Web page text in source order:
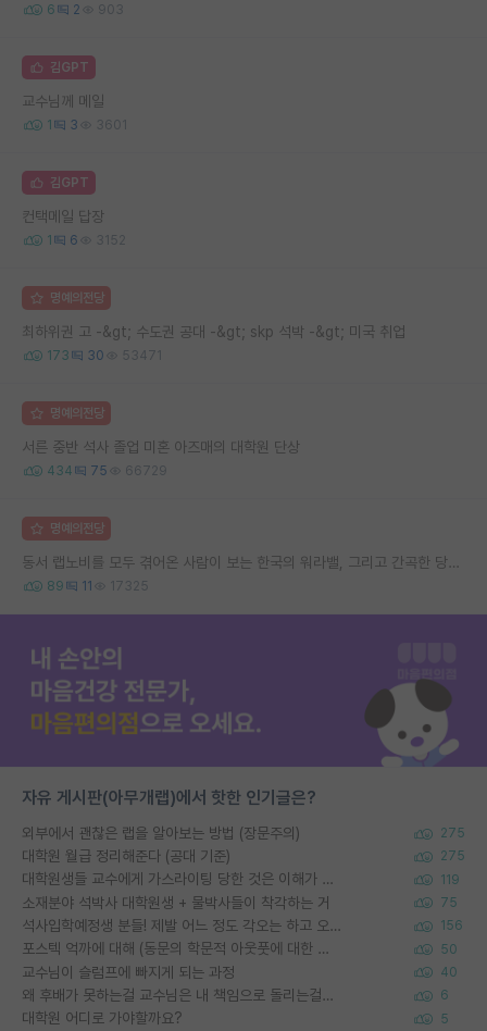
6 2 903
김GPT
교수님께 메일
1 3 3601
김GPT
컨택메일 답장
1 6 3152
명예의전당
최하위권 고 -&gt; 수도권 공대 -&gt; skp 석박 -&gt; 미국 취업
173 30 53471
명예의전당
서른 중반 석사 졸업 미혼 아즈매의 대학원 단상
434 75 66729
명예의전당
동서 랩노비를 모두 겪어온 사람이 보는 한국의 워라밸, 그리고 간곡한 당부의 말씀
89 11 17325
자유 게시판(아무개랩)에서 핫한 인기글은?
외부에서 괜찮은 랩을 알아보는 방법 (장문주의) 275
대학원 월급 정리해준다 (공대 기준) 275
대학원생들 교수에게 가스라이팅 당한 것은 이해가 갑니다. 안타깝네요. 119
소재분야 석박사 대학원생 + 물박사들이 착각하는 거 75
석사입학예정생 분들! 제발 어느 정도 각오는 하고 오세요. 156
포스텍 억까에 대해 (동문의 학문적 아웃풋에 대한 반박) 50
교수님이 슬럼프에 빠지게 되는 과정 40
왜 후배가 못하는걸 교수님은 내 책임으로 돌리는걸까요? 6
대학원 어디로 가야할까요? 5